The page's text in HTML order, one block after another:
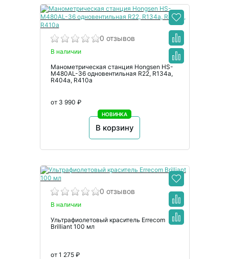
0 отзывов
В наличии
Манометрическая станция Hongsen HS-
M480AL-36 одновентильная R22, R134a,
R404a, R410a
от 3 990 ₽
В корзину
НОВИНКА
0 отзывов
В наличии
Ультрафиолетовый краситель Errecom
Brilliant 100 мл
от 1 275 ₽